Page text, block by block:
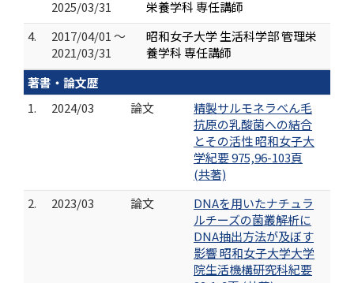
2025/03/31
栄養学科 専任講師
4.
2017/04/01 ～
2021/03/31
昭和女子大学 生活科学部 管理栄
養学科 専任講師
著書・論文歴
1.
2024/03 論文
精製サルモネラべん毛
抗原の乳酸菌への結合
とその活性 昭和女子大
学紀要 975,96-103頁
(共著)
2.
2023/03 論文
DNAを用いたナチュラ
ルチーズの菌叢解析に
DNA抽出方法が及ぼす
影響 昭和女子大学大学
院生活機構研究科紀要